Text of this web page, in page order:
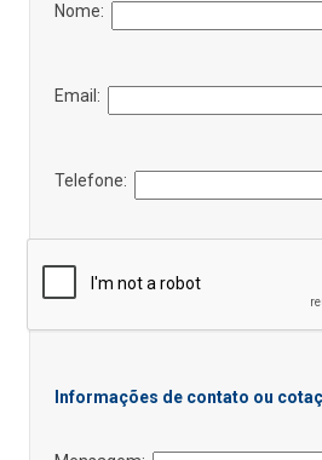
Nome:
Email:
Telefone:
Informações de contato ou